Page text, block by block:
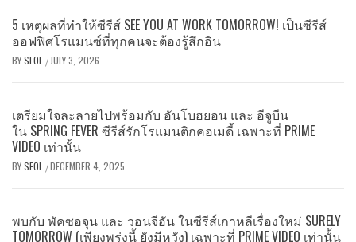
5 เหตุผลที่ทำให้ซีรีส์ SEE YOU AT WORK TOMORROW! เป็นซีรีส์
ออฟฟิศโรแมนซ์ที่ทุกคนจะต้องรู้สึกอิน
BYSEOL / JULY 3, 2026
เตรียมใจละลายไปพร้อมกับ อันโบฮยอน และ อีจูบีน
ใน SPRING FEVER ซีรีส์รักโรแมนติกคอเมดี้ เฉพาะที่ PRIME
VIDEO เท่านั้น
BYSEOL /DECEMBER 4, 2025
พบกับ พัคซอจุน และ วอนจีอัน ในซีรีส์เกาหลีเรื่องใหม่ SURELY
TOMORROW (เพียงพรุ่งนี้ ยังมีหวัง) เฉพาะที่ PRIME VIDEO เท่านั้น